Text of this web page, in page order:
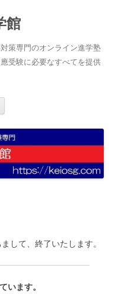
館
策専門のオンライン進学塾
受験に必要なすべてを提供
して、終了いたします。
います。